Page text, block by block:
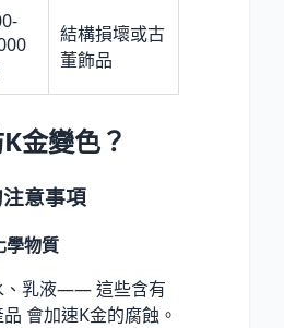
結構損壞或古
董飾品
金變色？
意事項
學物質
、乳液—— 這些含有
會加速K金的腐蝕。